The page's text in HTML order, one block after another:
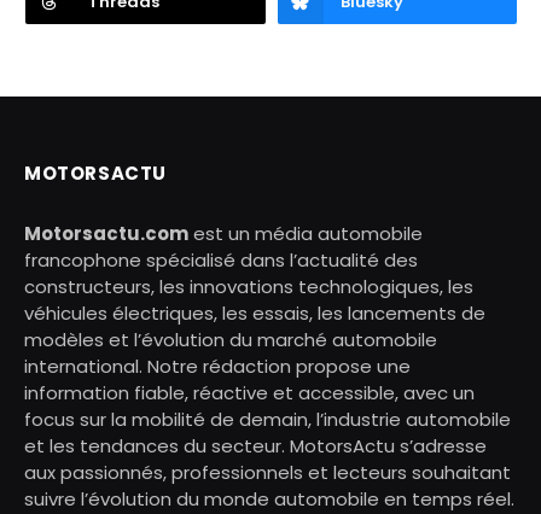
MOTORSACTU
Motorsactu.comest un média automobile
francophone spécialisé dans l’actualité des
constructeurs, les innovations technologiques, les
véhicules électriques, les essais, les lancements de
modèles et l’évolution du marché automobile
international. Notre rédaction propose une
information fiable, réactive et accessible, avec un
focus sur la mobilité de demain, l’industrie automobile
et les tendances du secteur. MotorsActu s’adresse
aux passionnés, professionnels et lecteurs souhaitant
suivre l’évolution du monde automobile en temps réel.